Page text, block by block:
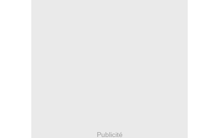
Publicité